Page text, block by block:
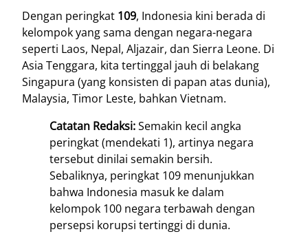
Dengan peringkat 109, Indonesia kini berada di
kelompok yang sama dengan negara-negara
seperti Laos, Nepal, Aljazair, dan Sierra Leone. Di
Asia Tenggara, kita tertinggal jauh di belakang
Singapura (yang konsisten di papan atas dunia),
Malaysia, Timor Leste, bahkan Vietnam.
Catatan Redaksi:Semakin kecil angka
peringkat (mendekati 1), artinya negara
tersebut dinilai semakin bersih.
Sebaliknya, peringkat 109 menunjukkan
bahwa Indonesia masuk ke dalam
kelompok 100 negara terbawah dengan
persepsi korupsi tertinggi di dunia.